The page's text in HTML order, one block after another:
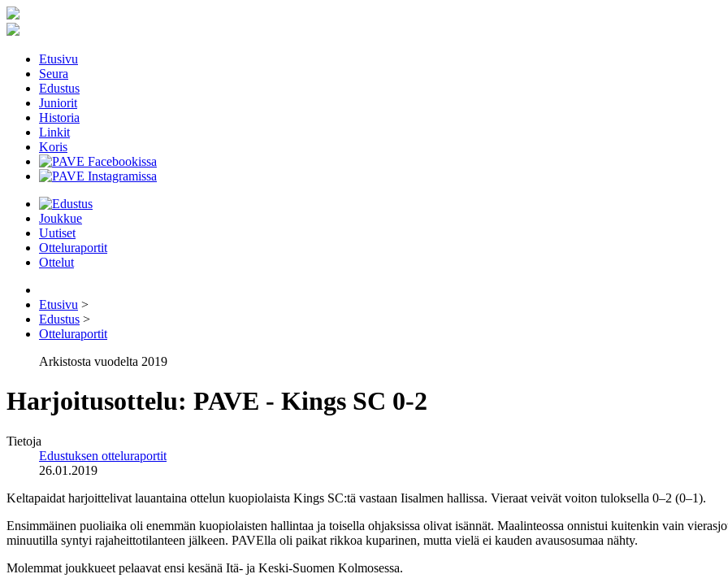
Etusivu
Seura
Edustus
Juniorit
Historia
Linkit
Koris
Joukkue
Uutiset
Otteluraportit
Ottelut
Etusivu >
Edustus >
Otteluraportit
Arkistosta vuodelta 2019
Harjoitusottelu: PAVE - Kings SC 0-2
Tietoja
Edustuksen otteluraportit
26.01.2019
Keltapaidat harjoittelivat lauantaina ottelun kuopiolaista Kings SC:tä vastaan Iisalmen hallissa. Vieraat veivät voiton tuloksella 0–2 (0–1).
Ensimmäinen puoliaika oli enemmän kuopiolaisten hallintaa ja toisella ohjaksissa olivat isännät. Maalinteossa onnistui kuitenkin vain
minuutilla syntyi rajaheittotilanteen jälkeen. PAVElla oli paikat rikkoa kuparinen, mutta vielä ei kauden avausosumaa nähty.
Molemmat joukkueet pelaavat ensi kesänä Itä- ja Keski-Suomen Kolmosessa.